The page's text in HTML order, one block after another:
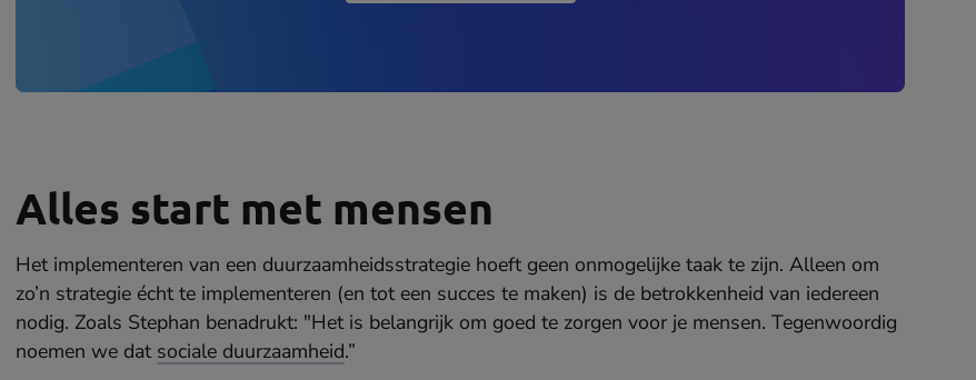
Alles start met mensen
Het implementeren van een duurzaamheidsstrategie hoeft geen onmogelijke taak te zijn. Alleen om
zo’n strategie écht te implementeren (en tot een succes te maken) is de betrokkenheid van iedereen
nodig. Zoals Stephan benadrukt: "Het is belangrijk om goed te zorgen voor je mensen. Tegenwoordig
noemen we dat sociale duurzaamheid.”